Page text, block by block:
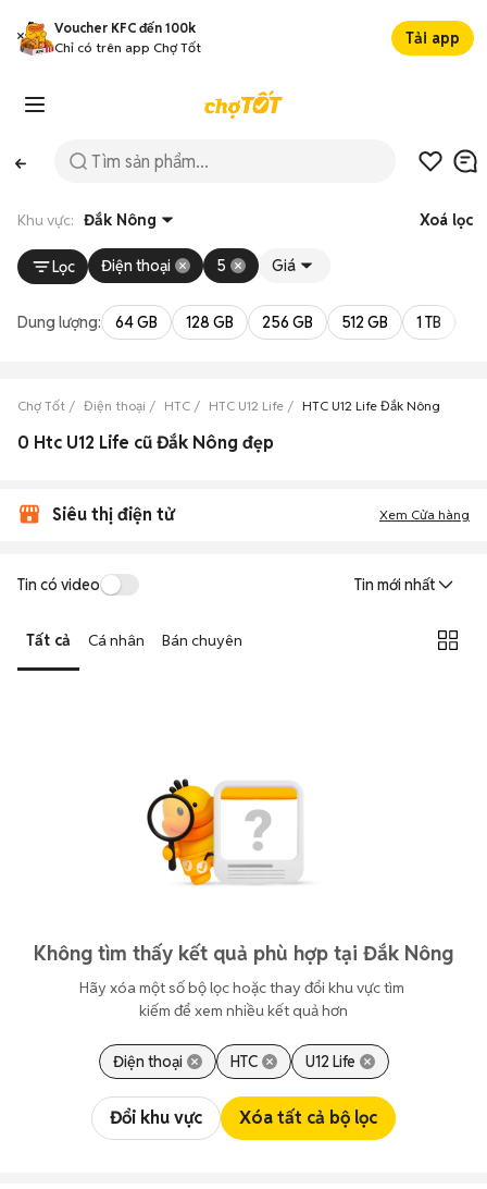
Voucher KFC đến 100k
Chỉ có trên app Chợ Tốt
Tải app
Khu vực: Đắk Nông Xoá lọc
Lọc Điện thoại 5 Giá
Dung lượng: 64 GB 128 GB 256 GB 512 GB 1 TB
Chợ Tốt Điện thoại HTC HTC U12 Life HTC U12 Life Đắk Nông
0 Htc U12 Life cũ Đắk Nông đẹp
Siêu thị điện tử Xem Cửa hàng
Tin có video Tin mới nhất
Tất cả Cá nhân Bán chuyên
Không tìm thấy kết quả phù hợp tại Đắk Nông
Hãy xóa một số bộ lọc hoặc thay đổi khu vực tìm
kiếm để xem nhiều kết quả hơn
Điện thoại HTC U12 Life
Đổi khu vực Xóa tất cả bộ lọc